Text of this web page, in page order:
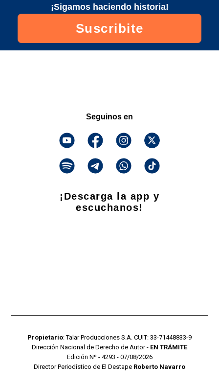
¡Sigamos haciendo historia!
Suscribite
Seguinos en
¡Descarga la app y
escuchanos!
Propietario: Talar Producciones S.A. CUIT: 33-71448833-9
Dirección Nacional de Derecho de Autor - EN TRÁMITE
Edición Nº - 4293 - 07/08/2026
Director Periodístico de El Destape Roberto Navarro